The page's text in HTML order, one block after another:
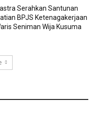
Serahkan Santunan
BPJS Ketenagakerjaan
Seniman Wija Kusuma